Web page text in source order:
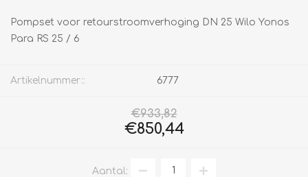
Pompset voor retourstroomverhoging DN 25 Wilo Yonos
Para RS 25 / 6
Artikelnummer:: 6777
€933,82
€850,44
Aantal: